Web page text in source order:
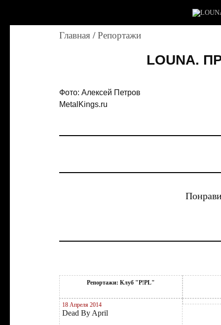
Главная /Репортажи
LOUNA.
Фото: Алексей Петров
MetalKings.ru
Репортажи: Клуб "P!PL"
18 Апреля 2014
Dead By April